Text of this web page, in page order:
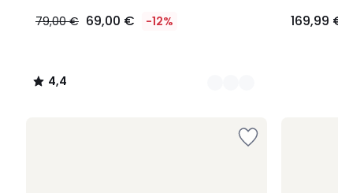
79,00 € 69,00 € -12%
4,4
/
169,99